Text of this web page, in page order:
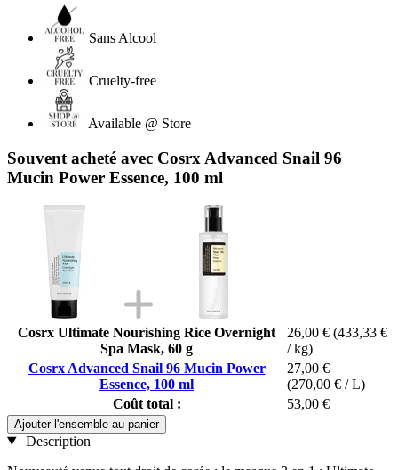
Sans Alcool
Cruelty-free
Available @ Store
Souvent acheté avec Cosrx Advanced Snail 96
Mucin Power Essence, 100 ml
Cosrx Ultimate Nourishing Rice Overnight
Spa Mask, 60 g
26,00 € (433,33 €
/ kg)
Cosrx Advanced Snail 96 Mucin Power
Essence, 100 ml
27,00 €
(270,00 € / L)
Coût total :
53,00 €
Ajouter l'ensemble au panier
Description